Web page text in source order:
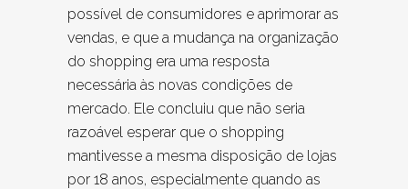
possível de consumidores e aprimorar as
vendas, e que a mudança na organização
do shopping era uma resposta
necessária às novas condições de
mercado. Ele concluiu que não seria
razoável esperar que o shopping
mantivesse a mesma disposição de lojas
por 18 anos, especialmente quando as